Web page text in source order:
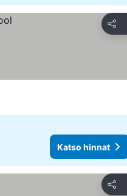
Jaa
Katso hinnat
Jaa